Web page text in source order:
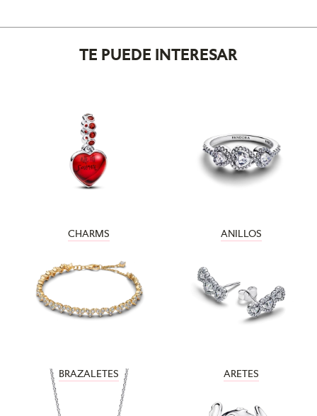
TE PUEDE INTERESAR
CHARMS ANILLOS
BRAZALETES ARETES